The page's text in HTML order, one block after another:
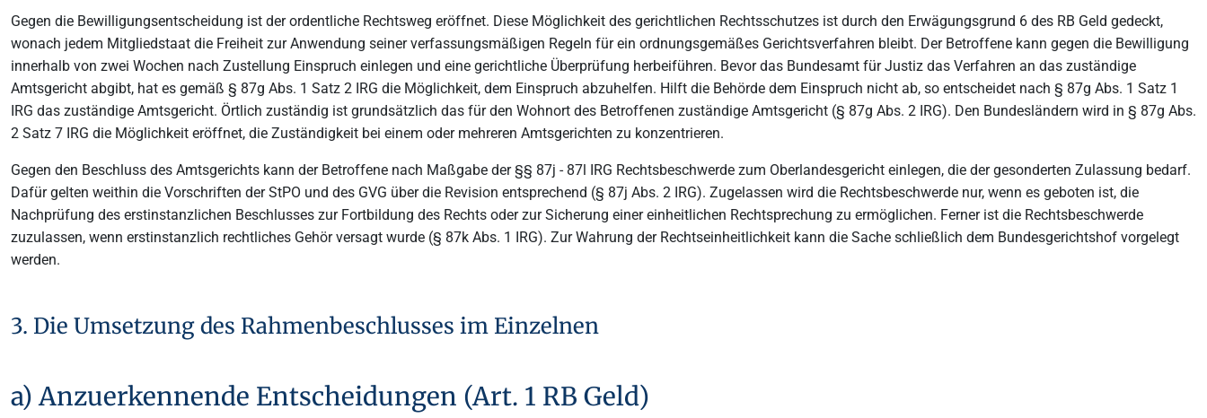
Gegen die Bewilligungsentscheidung ist der ordentliche Rechtsweg eröffnet. Diese Möglichkeit des gerichtlichen Rechtsschutzes ist durch den Erwägungsgrund 6 des RB Geld gedeckt,
wonach jedem Mitgliedstaat die Freiheit zur Anwendung seiner verfassungsmäßigen Regeln für ein ordnungsgemäßes Gerichtsverfahren bleibt. Der Betroffene kann gegen die Bewilligung
innerhalb von zwei Wochen nach Zustellung Einspruch einlegen und eine gerichtliche Überprüfung herbeiführen. Bevor das Bundesamt für Justiz das Verfahren an das zuständige
Amtsgericht abgibt, hat es gemäß § 87g Abs. 1 Satz 2 IRG die Möglichkeit, dem Einspruch abzuhelfen. Hilft die Behörde dem Einspruch nicht ab, so entscheidet nach § 87g Abs. 1 Satz 1
IRG das zuständige Amtsgericht. Örtlich zuständig ist grundsätzlich das für den Wohnort des Betroffenen zuständige Amtsgericht (§ 87g Abs. 2 IRG). Den Bundesländern wird in § 87g Abs.
2 Satz 7 IRG die Möglichkeit eröffnet, die Zuständigkeit bei einem oder mehreren Amtsgerichten zu konzentrieren.
Gegen den Beschluss des Amtsgerichts kann der Betroffene nach Maßgabe der §§ 87j - 87l IRG Rechtsbeschwerde zum Oberlandesgericht einlegen, die der gesonderten Zulassung bedarf.
Dafür gelten weithin die Vorschriften der StPO und des GVG über die Revision entsprechend (§ 87j Abs. 2 IRG). Zugelassen wird die Rechtsbeschwerde nur, wenn es geboten ist, die
Nachprüfung des erstinstanzlichen Beschlusses zur Fortbildung des Rechts oder zur Sicherung einer einheitlichen Rechtsprechung zu ermöglichen. Ferner ist die Rechtsbeschwerde
zuzulassen, wenn erstinstanzlich rechtliches Gehör versagt wurde (§ 87k Abs. 1 IRG). Zur Wahrung der Rechtseinheitlichkeit kann die Sache schließlich dem Bundesgerichtshof vorgelegt
werden.
3. Die Umsetzung des Rahmenbeschlusses im Einzelnen
a) Anzuerkennende Entscheidungen (Art. 1 RB Geld)